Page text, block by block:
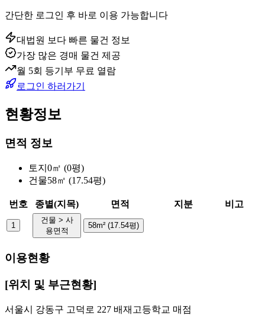
간단한 로그인 후 바로 이용 가능합니다
대법원 보다 빠른 물건 정보
가장 많은 경매 물건 제공
월 5회 등기부 무료 열람
로그인 하러가기
현황정보
면적 정보
토지 0㎡ (0평)
건물58㎡ (17.54평)
번호 종별(지목) 면적 지분 비고
1
건물 > 사
용면적
58m² (17.54평)
이용현황
[위치 및 부근현황]
서울시 강동구 고덕로 227 배재고등학교 매점